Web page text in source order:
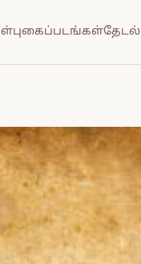
புகைப்படங்கள்தேடல்